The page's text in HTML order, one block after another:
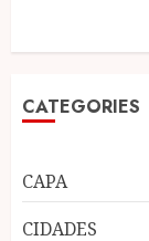
CATEGORIES
CAPA
CIDADES